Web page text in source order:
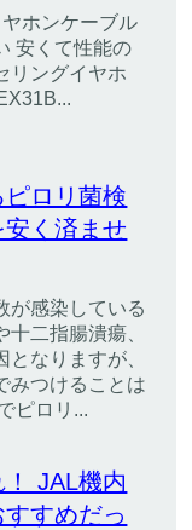
ホンケーブル
安くて性能の
リングイヤホ
ピロリ菌検
く済ませ
が感染している
十二指腸潰瘍、
なりますが、
みつけることは
ピロリ...
JAL機内
すめだっ